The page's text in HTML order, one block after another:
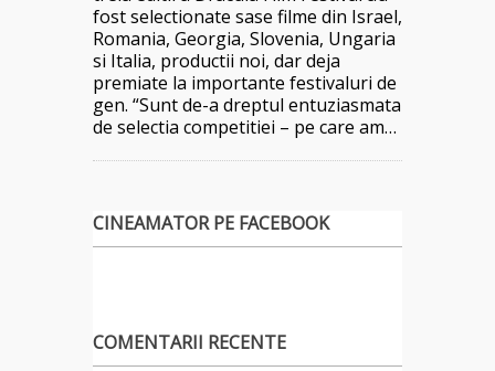
fost selectionate sase filme din Israel,
Romania, Georgia, Slovenia, Ungaria
si Italia, productii noi, dar deja
premiate la importante festivaluri de
gen. “Sunt de-a dreptul entuziasmata
de selectia competitiei – pe care am…
CINEAMATOR PE FACEBOOK
COMENTARII RECENTE